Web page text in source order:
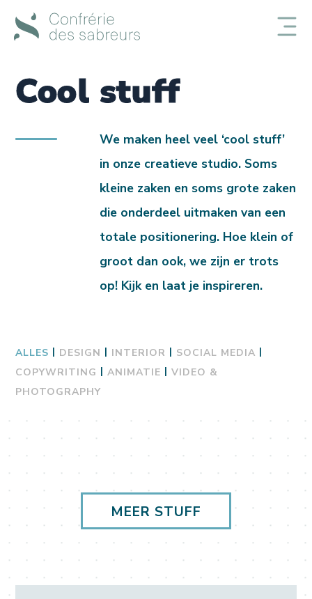
Cool stuff
We maken heel veel ‘cool stuff’
in onze creatieve studio. Soms
kleine zaken en soms grote zaken
die onderdeel uitmaken van een
totale positionering. Hoe klein of
groot dan ook, we zijn er trots
op! Kijk en laat je inspireren.
ALLES | DESIGN | INTERIOR | SOCIAL MEDIA |
COPYWRITING | ANIMATIE | VIDEO &
PHOTOGRAPHY
MEER STUFF